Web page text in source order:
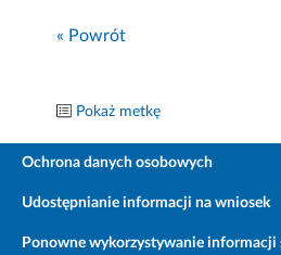
« Powrót
Pokaż metkę
Ochrona danych osobowych
Udostępnianie informacji na wniosek
Ponowne wykorzystywanie informacji